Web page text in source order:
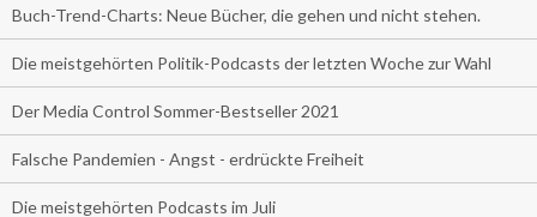
Buch-Trend-Charts: Neue Bücher, die gehen und nicht stehen.
Die meistgehörten Politik-Podcasts der letzten Woche zur Wahl
Der Media Control Sommer-Bestseller 2021
Falsche Pandemien - Angst - erdrückte Freiheit
Die meistgehörten Podcasts im Juli